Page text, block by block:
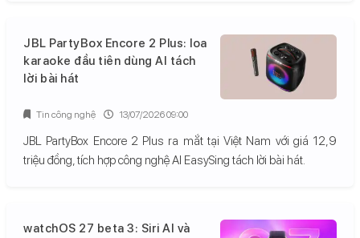
JBL PartyBox Encore 2 Plus: loa
karaoke đầu tiên dùng AI tách
lời bài hát
JBL PartyBox Encore 2 Plus ra mắt tại Việt Nam với giá 12,9
triệu đồng, tích hợp công nghệ AI EasySing tách lời bài hát.
Tin công nghệ 13/07/2026 09:00
watchOS 27 beta 3: Siri AI và